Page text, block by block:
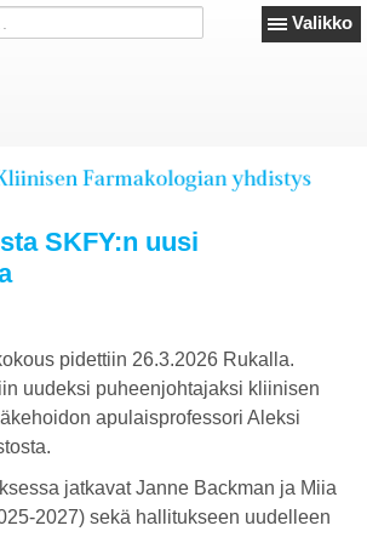
Valikko
SKFY:n uusi
pidettiin 26.3.2026 Rukalla.
uudeksi puheenjohtajaksi kliinisen
apulaisprofessori Aleksi
jatkavat Janne Backman ja Miia
2027) sekä hallitukseen uudelleen